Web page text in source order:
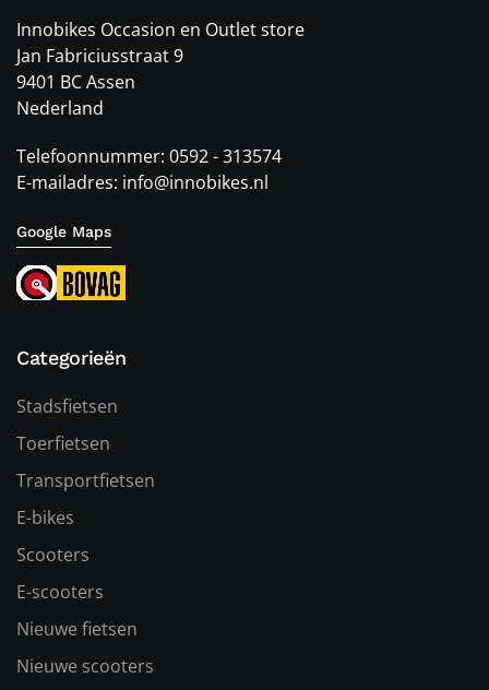
Innobikes Occasion en Outlet store
Jan Fabriciusstraat 9
9401 BC Assen
Nederland
Telefoonnummer: 0592 - 313574
E-mailadres: info@innobikes.nl
Google Maps
Categorieën
Stadsfietsen
Toerfietsen
Transportfietsen
E-bikes
Scooters
E-scooters
Nieuwe fietsen
Nieuwe scooters